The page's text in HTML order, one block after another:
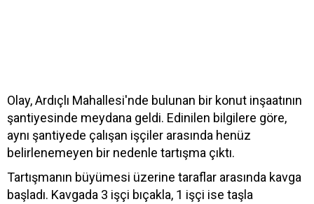
Olay, Ardıçlı Mahallesi'nde bulunan bir konut inşaatının
şantiyesinde meydana geldi. Edinilen bilgilere göre,
aynı şantiyede çalışan işçiler arasında henüz
belirlenemeyen bir nedenle tartışma çıktı.
Tartışmanın büyümesi üzerine taraflar arasında kavga
başladı. Kavgada 3 işçi bıçakla, 1 işçi ise taşla